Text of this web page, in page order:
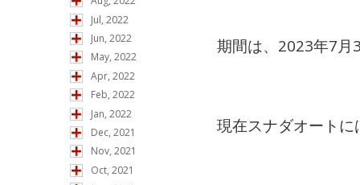
Jul, 2022
Jun, 2022
May, 2022
Apr, 2022
Feb, 2022
Jan, 2022
Dec, 2021
Nov, 2021
Oct, 2021
期間は、2023年7月
現在スナダオート